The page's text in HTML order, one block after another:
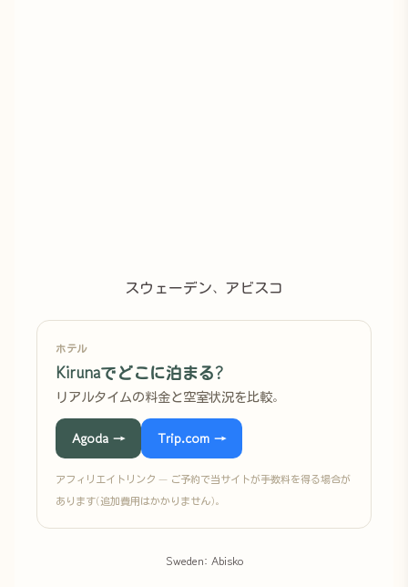
スウェーデン、アビスコ
ホテル
Kirunaでどこに泊まる?
リアルタイムの料金と空室状況を比較。
Agoda → Trip.com →
アフィリエイトリンク — ご予約で当サイトが手数料を得る場合が
あります(追加費用はかかりません)。
Sweden: Abisko